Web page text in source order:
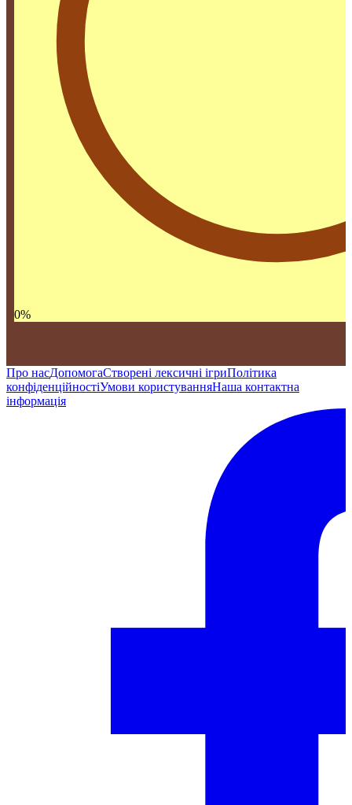
0%
Про насДопомогаСтворені лексичні ігриПолітика
конфіденційностіУмови користуванняНаша контактна
інформація